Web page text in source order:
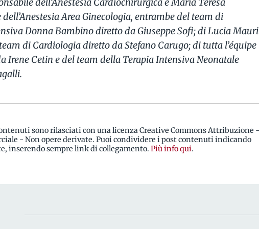
Area Ginecologia, entrambe del team di
Donna Bambino diretto da Giuseppe Sofi; di Lucia Mauri
di Cardiologia diretto da Stefano Carugo; di tutta l’équipe
Irene Cetin e del team della Terapia Intensiva Neonatale
sono rilasciati con una licenza Creative Commons Attribuzione
- Non opere derivate. Puoi condividere i post contenuti indicando
inserendo sempre link di collegamento.Più info qui.